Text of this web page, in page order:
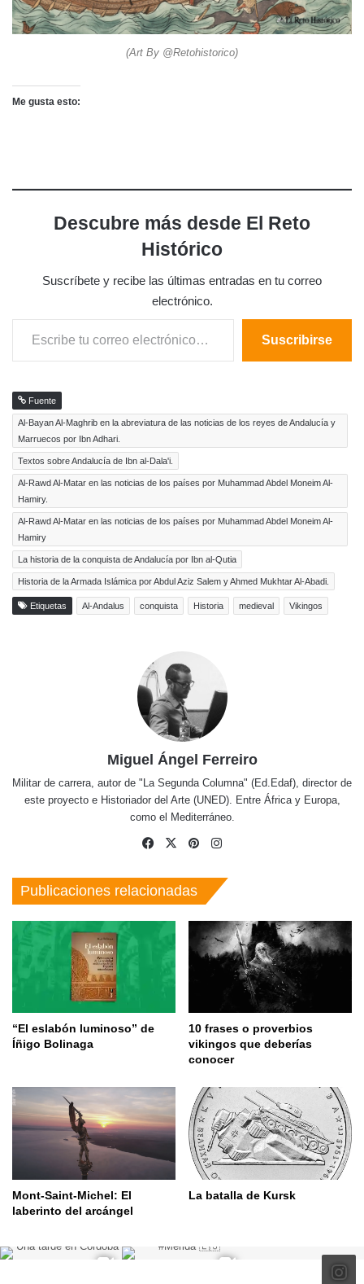
(Art By @Retohistorico)
Me gusta esto:
Descubre más desde El Reto
Histórico
Suscríbete y recibe las últimas entradas en tu correo
electrónico.
Escribe tu correo electrónico…
Suscribirse
Fuente
Al-Bayan Al-Maghrib en la abreviatura de las noticias de los reyes de Andalucía y
Marruecos por Ibn Adhari.
Textos sobre Andalucía de Ibn al-Dala'i.
Al-Rawd Al-Matar en las noticias de los países por Muhammad Abdel Moneim Al-
Hamiry.
Al-Rawd Al-Matar en las noticias de los países por Muhammad Abdel Moneim Al-
Hamiry
La historia de la conquista de Andalucía por Ibn al-Qutia
Historia de la Armada Islámica por Abdul Aziz Salem y Ahmed Mukhtar Al-Abadi.
Etiquetas Al-Andalus conquista Historia medieval Vikingos
Miguel Ángel Ferreiro
Militar de carrera, autor de "La Segunda Columna" (Ed.Edaf), director de
este proyecto e Historiador del Arte (UNED). Entre África y Europa,
como el Mediterráneo.
Facebook
X Pinterest
Publicaciones relacionadas
“El eslabón luminoso” de
Íñigo Bolinaga
10 frases o proverbios
vikingos que deberías
conocer
Mont-Saint-Michel: El
laberinto del arcángel
La batalla de Kursk